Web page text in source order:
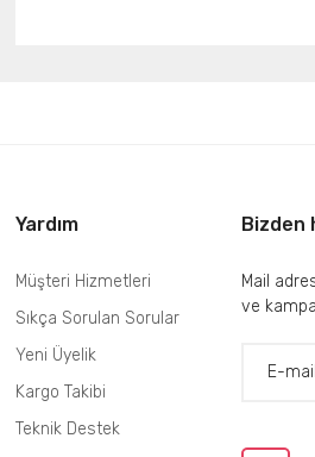
Yardım
Müşteri Hizmetleri
Sıkça Sorulan Sorular
Yeni Üyelik
Kargo Takibi
Teknik Destek
Bizden
Mail
ve